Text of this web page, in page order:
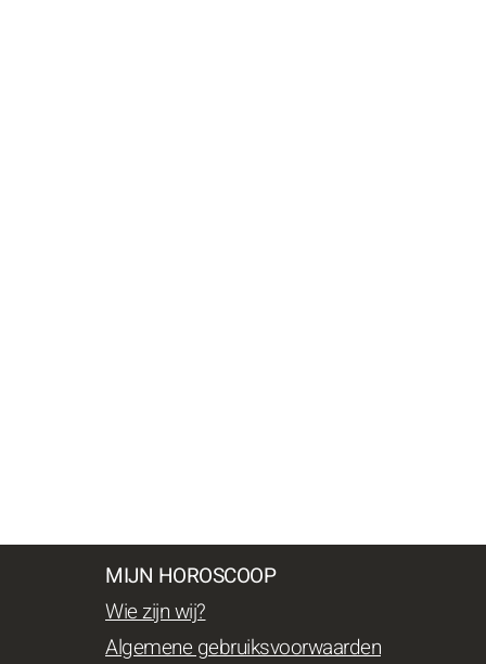
MIJN HOROSCOOP
Wie zijn wij?
Algemene gebruiksvoorwaarden